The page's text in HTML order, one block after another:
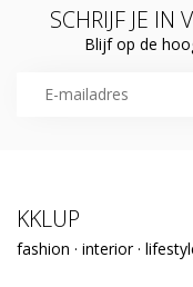
SCHRIJF JE IN
Blijf op de
KKLUP
fashion · interior ·